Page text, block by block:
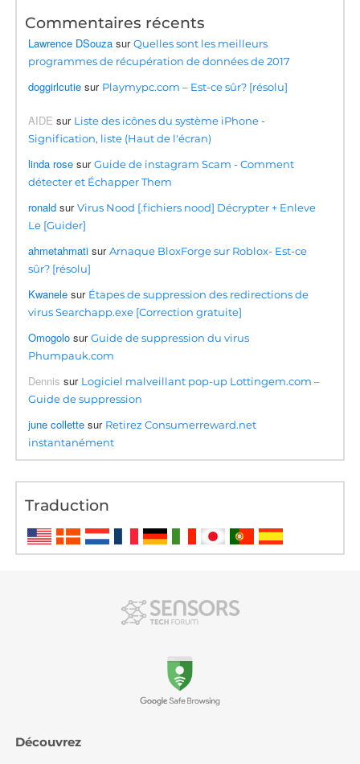
Commentaires récents
Lawrence DSouza surQuelles sont les meilleurs
programmes de récupération de données de 2017
doggirlcutie sur Playmypc.com – Est-ce sûr? [résolu]
AIDE sur Liste des icônes du système iPhone -
Signification, liste (Haut de l'écran)
linda rose surGuide de instagram Scam - Comment
détecter et Échapper Them
ronald surVirus Nood [.fichiers nood] Décrypter + Enleve
Le [Guider]
ahmetahmati surArnaque BloxForge sur Roblox- Est-ce
sûr? [résolu]
Kwanele sur Étapes de suppression des redirections de
virus Searchapp.exe [Correction gratuite]
Omogolo surGuide de suppression du virus
Phumpauk.com
Dennis sur Logiciel malveillant pop-up Lottingem.com –
Guide de suppression
june collette sur Retirez Consumerreward.net
instantanément
Traduction
Découvrez